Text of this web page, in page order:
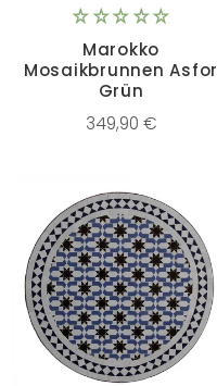
Marokko
Mosaikbrunnen Asfor
Grün
349,90 €